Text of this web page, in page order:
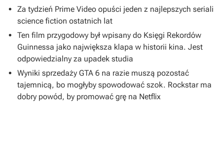
Za tydzień Prime Video opuści jeden z najlepszych seriali
science fiction ostatnich lat
Ten film przygodowy był wpisany do Księgi Rekordów
Guinnessa jako największa klapa w historii kina. Jest
odpowiedzialny za upadek studia
Wyniki sprzedaży GTA 6 na razie muszą pozostać
tajemnicą, bo mogłyby spowodować szok. Rockstar ma
dobry powód, by promować grę na Netflix